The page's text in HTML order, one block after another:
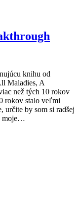
knihu od
Maladies, A
než tých 10 rokov
rokov stalo veľmi
určite by som si radšej
moje…